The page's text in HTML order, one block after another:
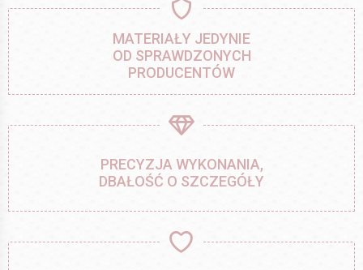
MATERIAŁY JEDYNIE
OD SPRAWDZONYCH
PRODUCENTÓW
PRECYZJA WYKONANIA,
DBAŁOŚĆ O SZCZEGÓŁY